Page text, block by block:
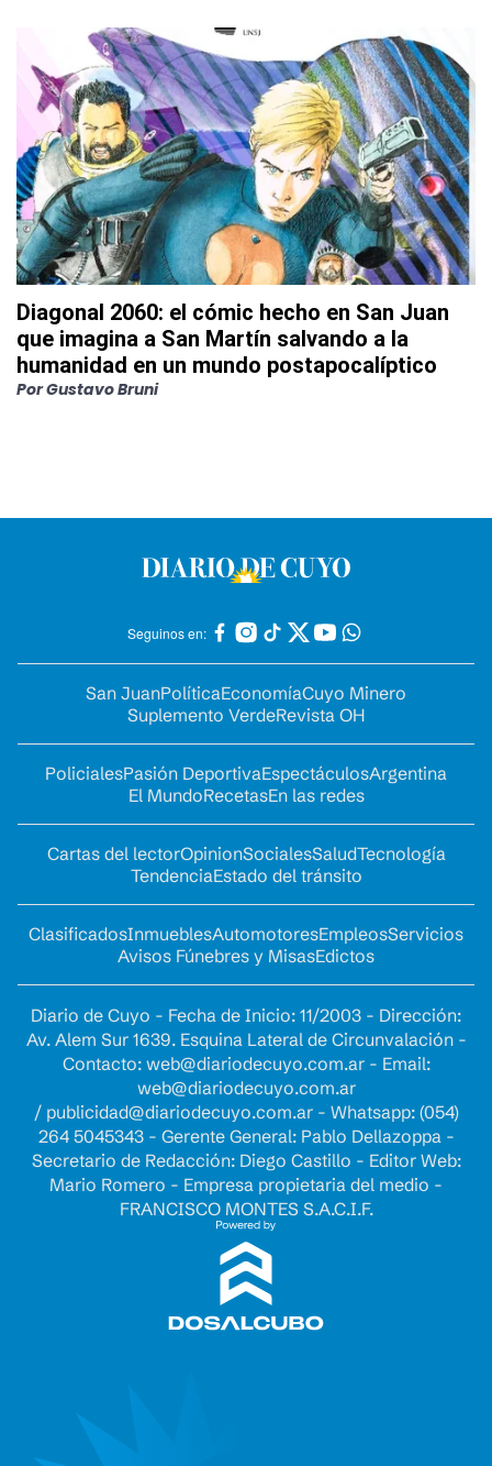
Diagonal 2060: el cómic hecho en San Juan
que imagina a San Martín salvando a la
humanidad en un mundo postapocalíptico
PorGustavo Bruni
Seguinos en:
San JuanPolíticaEconomíaCuyo Minero
Suplemento VerdeRevista OH
PolicialesPasión DeportivaEspectáculosArgentina
El MundoRecetasEn las redes
Cartas del lectorOpinionSocialesSaludTecnología
TendenciaEstado del tránsito
ClasificadosInmueblesAutomotoresEmpleosServicios
Avisos Fúnebres y MisasEdictos
Diario de Cuyo - Fecha de Inicio: 11/2003 - Dirección:
Av. Alem Sur 1639. Esquina Lateral de Circunvalación -
Contacto: web@diariodecuyo.com.ar- Email:
web@diariodecuyo.com.ar
/ publicidad@diariodecuyo.com.ar- Whatsapp: (054)
264 5045343 - Gerente General: Pablo Dellazoppa -
Secretario de Redacción: Diego Castillo - Editor Web:
Mario Romero - Empresa propietaria del medio -
FRANCISCO MONTES S.A.C.I.F.